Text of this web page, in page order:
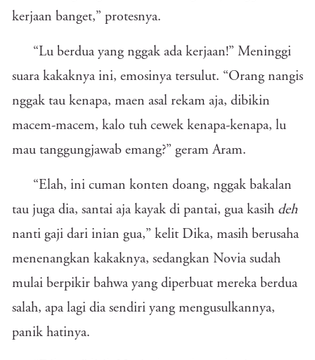
kerjaan banget,” protesnya.
“Lu berdua yang nggak ada kerjaan!” Meninggi
suara kakaknya ini, emosinya tersulut. “Orang nangis
nggak tau kenapa, maen asal rekam aja, dibikin
macem-macem, kalo tuh cewek kenapa-kenapa, lu
mau tanggungjawab emang?” geram Aram.
“Elah, ini cuman konten doang, nggak bakalan
tau juga dia, santai aja kayak di pantai, gua kasih deh
nanti gaji dari inian gua,” kelit Dika, masih berusaha
menenangkan kakaknya, sedangkan Novia sudah
mulai berpikir bahwa yang diperbuat mereka berdua
salah, apa lagi dia sendiri yang mengusulkannya,
panik hatinya.